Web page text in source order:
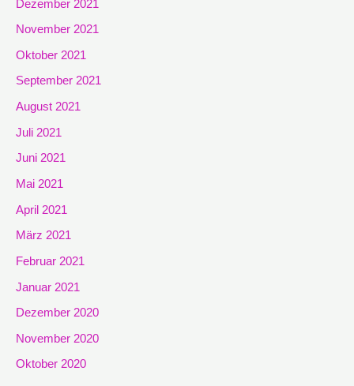
Dezember 2021
November 2021
Oktober 2021
September 2021
August 2021
Juli 2021
Juni 2021
Mai 2021
April 2021
März 2021
Februar 2021
Januar 2021
Dezember 2020
November 2020
Oktober 2020